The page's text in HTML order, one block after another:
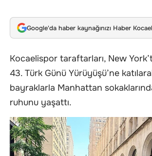
Google'da haber kaynağınızı Haber
Kocaelispor taraftarları, New
43. Türk Günü Yürüyüşü’ne
bayraklarla Manhattan
ruhunu yaşattı.